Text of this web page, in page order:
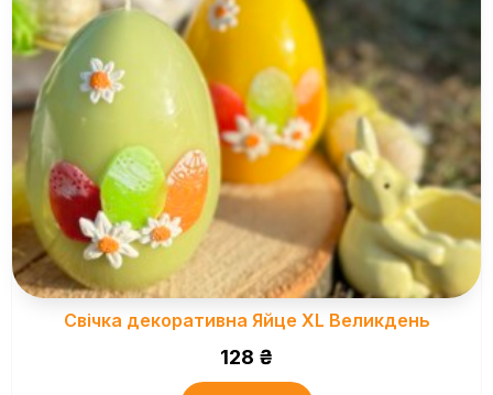
Свічка декоративна Яйце ХL Великдень
128 ₴